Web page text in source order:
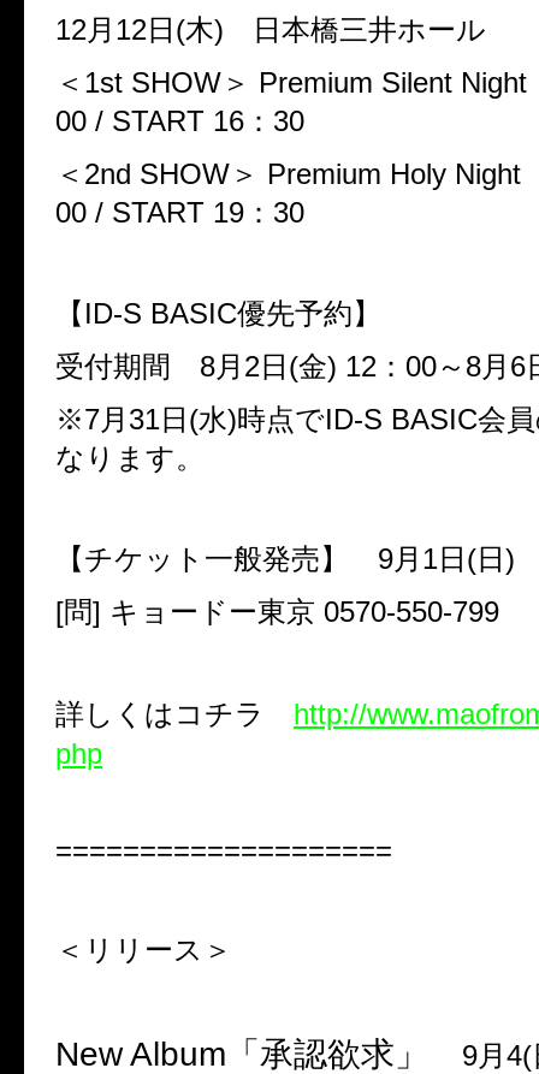
12月 12日(木) 日本橋三井ホール
＜ 1st SHOW ＞ Premium Silent Night
00 / START 16 ： 30
＜ 2nd SHOW ＞ Premium Holy Night
00 / START 19 ： 30
【ID-S BASIC優先予約】
受付期間 8月 2日(金) 12 ： 00～ 8月 6
※7月 31日(水)時点でID-S BASIC会
なります。
【チケット一般発売】 9月 1日(日)
[問] キョードー東京 0570-550-799
詳しくはコチラ http://
php
====================
＜リリース＞
New Album 「承認欲求」 9月4(